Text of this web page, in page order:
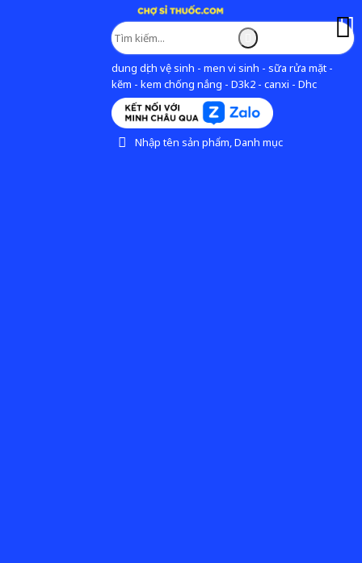
dung dịch vệ sinh - men vi sinh - sữa rửa mặt -
kẽm - kem chống nắng - D3k2 - canxi - Dhc
Nhập tên sản phẩm, Danh mục